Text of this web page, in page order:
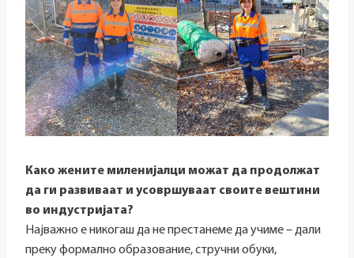
Како жените миленијалци можат да продолжат
да ги развиваат и усовршуваат своите вештини
во индустријата?
Најважно е никогаш да не престанеме да учиме – дали
преку формално образование, стручни обуки,